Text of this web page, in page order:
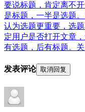
要说标题，肯定离不
是标题，一半是选题
认为选题更重要，选
定用户是否打开文章
有选题，后有标题。关
发表评论 取消回复